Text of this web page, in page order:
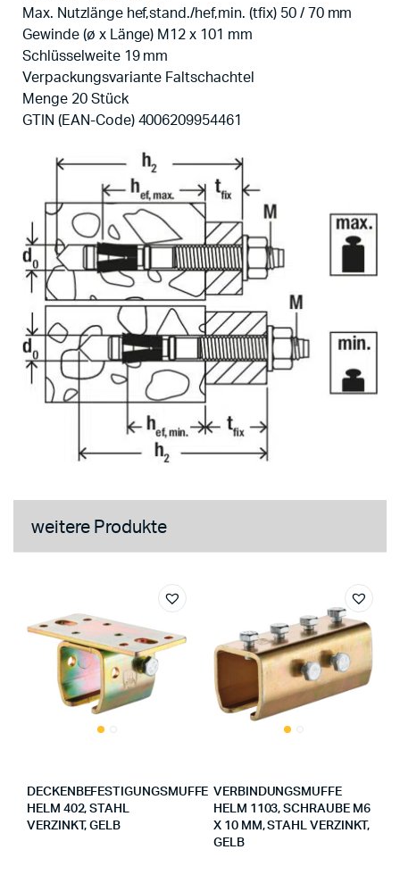
Max. Nutzlänge hef,stand./hef,min. (tfix) 50 / 70 mm
Gewinde (ø x Länge) M12 x 101 mm
Schlüsselweite 19 mm
Verpackungsvariante Faltschachtel
Menge 20 Stück
GTIN (EAN-Code) 4006209954461
weitere Produkte
DECKENBEFESTIGUNGSMUFFE
HELM 402, STAHL
VERZINKT, GELB
VERBINDUNGSMUFFE
HELM 1103, SCHRAUBE M6
X 10 MM, STAHL VERZINKT,
GELB